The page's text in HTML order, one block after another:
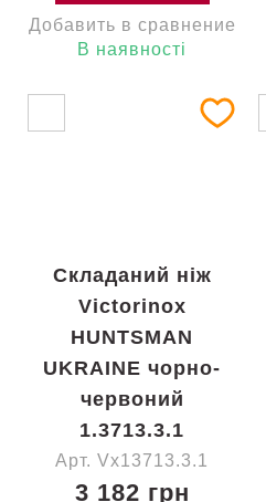
Добавить в сравнение
В наявності
Складаний ніж
Victorinox
HUNTSMAN
UKRAINE чорно-
червоний
1.3713.3.1
Арт. Vx13713.3.1
3 182 грн